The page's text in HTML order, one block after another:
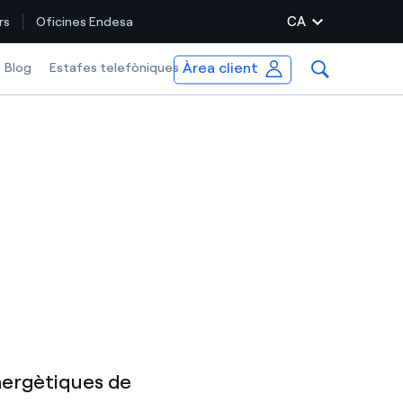
Oficines Endesa CA
Blog Estafes telefòniques Àrea client
de